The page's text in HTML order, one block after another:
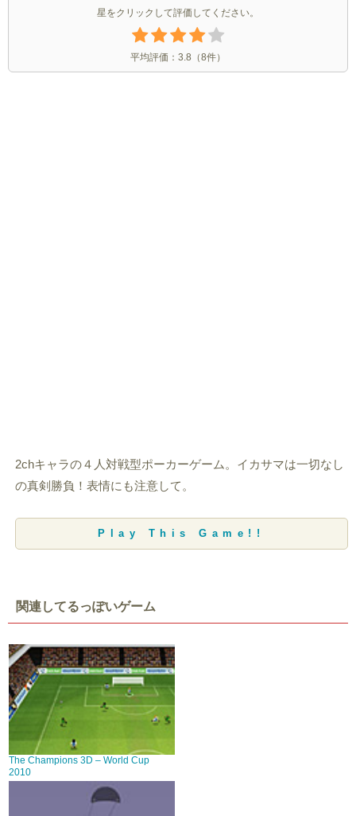
星をクリックして評価してください。
平均評価： 3.8 （8件）
2chキャラの４人対戦型ポーカーゲーム。イカサマは一切なし
の真剣勝負！表情にも注意して。
Play This Game!!
関連してるっぽいゲーム
The Champions 3D – World Cup
2010